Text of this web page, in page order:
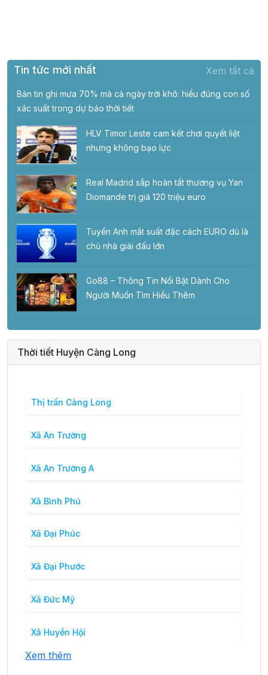
Tin tức mới nhất Xem tất cả
Bản tin ghi mưa 70% mà cả ngày trời khô: hiểu đúng con số
xác suất trong dự báo thời tiết
HLV Timor Leste cam kết chơi quyết liệt
nhưng không bạo lực
Real Madrid sắp hoàn tất thương vụ Yan
Diomande trị giá 120 triệu euro
Tuyển Anh mất suất đặc cách EURO dù là
chủ nhà giải đấu lớn
Go88 – Thông Tin Nổi Bật Dành Cho
Người Muốn Tìm Hiểu Thêm
Thời tiết Huyện Càng Long
Thị trấn Càng Long
Xã An Trường
Xã An Trường A
Xã Bình Phú
Xã Đại Phúc
Xã Đại Phước
Xã Đức Mỹ
Xã Huyền Hội
Xem thêm